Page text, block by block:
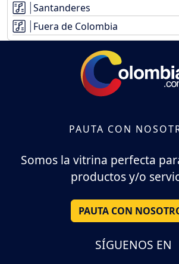
Santanderes
Fuera de Colombia
PAUTA CON
Somos la vitrina perfecta
productos y/o
PAUTA CON
SÍGUENOS EN